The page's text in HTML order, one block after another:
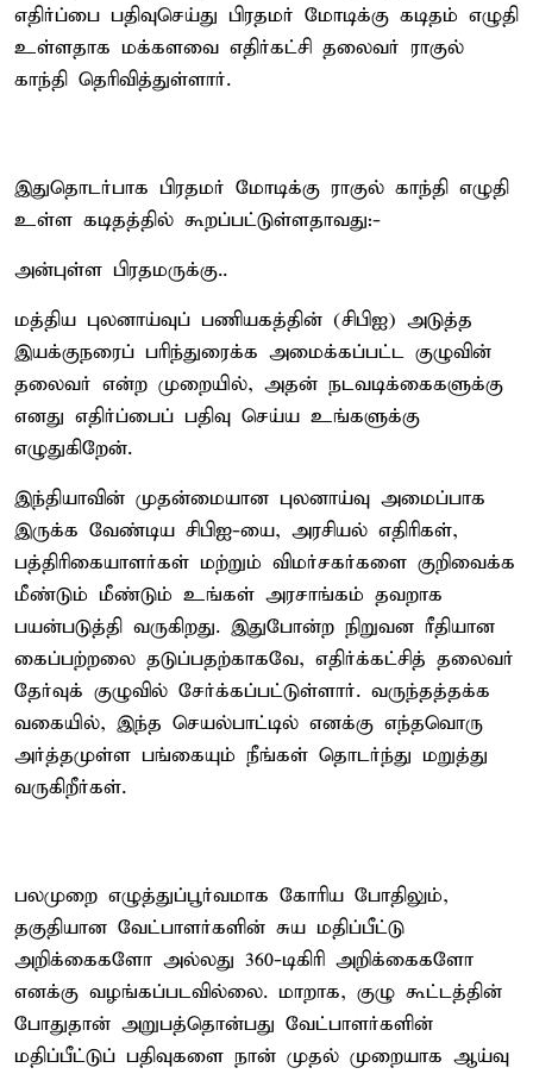
எதிர்ப்பை பதிவுசெய்து பிரதமர் மோடிக்கு கடிதம் எழுதி
உள்ளதாக மக்களவை எதிர்கட்சி தலைவர் ராகுல்
காந்தி தெரிவித்துள்ளார்.
இதுதொடர்பாக பிரதமர் மோடிக்கு ராகுல் காந்தி எழுதி
உள்ள கடிதத்தில் கூறப்பட்டுள்ளதாவது:-
அன்புள்ள பிரதமருக்கு..
மத்திய புலனாய்வுப் பணியகத்தின் (சிபிஐ) அடுத்த
இயக்குநரைப் பரிந்துரைக்க அமைக்கப்பட்ட குழுவின்
தலைவர் என்ற முறையில், அதன் நடவடிக்கைகளுக்கு
எனது எதிர்ப்பைப் பதிவு செய்ய உங்களுக்கு
எழுதுகிறேன்.
இந்தியாவின் முதன்மையான புலனாய்வு அமைப்பாக
இருக்க வேண்டிய சிபிஐ-யை, அரசியல் எதிரிகள்,
பத்திரிகையாளர்கள் மற்றும் விமர்சகர்களை குறிவைக்க
மீண்டும் மீண்டும் உங்கள் அரசாங்கம் தவறாக
பயன்படுத்தி வருகிறது. இதுபோன்ற நிறுவன ரீதியான
கைப்பற்றலை தடுப்பதற்காகவே, எதிர்க்கட்சித் தலைவர்
தேர்வுக் குழுவில் சேர்க்கப்பட்டுள்ளார். வருந்தத்தக்க
வகையில், இந்த செயல்பாட்டில் எனக்கு எந்தவொரு
அர்த்தமுள்ள பங்கையும் நீங்கள் தொடர்ந்து மறுத்து
வருகிறீர்கள்.
பலமுறை எழுத்துப்பூர்வமாக கோரிய போதிலும்,
தகுதியான வேட்பாளர்களின் சுய மதிப்பீட்டு
அறிக்கைகளோ அல்லது 360-டிகிரி அறிக்கைகளோ
எனக்கு வழங்கப்படவில்லை. மாறாக, குழு கூட்டத்தின்
போதுதான் அறுபத்தொன்பது வேட்பாளர்களின்
மதிப்பீட்டுப் பதிவுகளை நான் முதல் முறையாக ஆய்வு